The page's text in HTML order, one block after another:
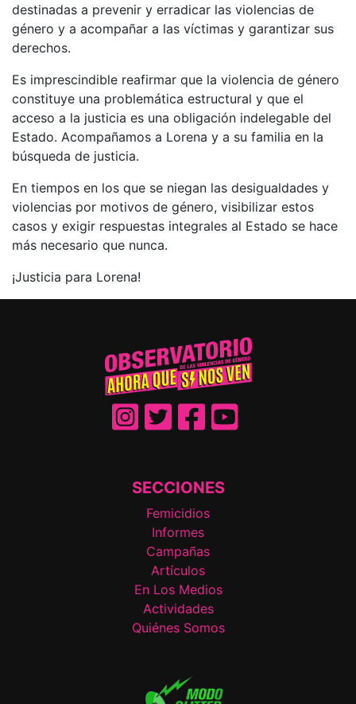
destinadas a prevenir y erradicar las violencias de
género y a acompañar a las víctimas y garantizar sus
derechos.
Es imprescindible reafirmar que la violencia de género
constituye una problemática estructural y que el
acceso a la justicia es una obligación indelegable del
Estado. Acompañamos a Lorena y a su familia en la
búsqueda de justicia.
En tiempos en los que se niegan las desigualdades y
violencias por motivos de género, visibilizar estos
casos y exigir respuestas integrales al Estado se hace
más necesario que nunca.
¡Justicia para Lorena!
SECCIONES
Femicidios
Informes
Campañas
Artículos
En Los Medios
Actividades
Quiénes Somos